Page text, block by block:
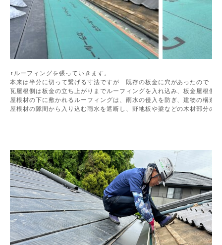
↑ルーフィングを張っていきます。
本来は半分に切って繋げる寸法ですが　既存の板金に穴があったので　
屋根材の隙間から入り込む雨水を遮断し、野地板や梁などの木材部分の